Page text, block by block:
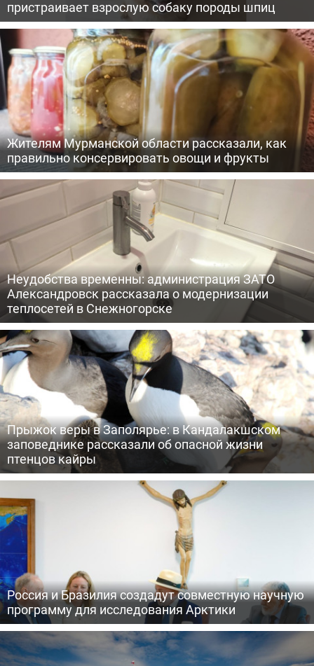
пристраивает взрослую собаку породы шпиц
Жителям Мурманской области рассказали, как
правильно консервировать овощи и фрукты
Неудобства временны: администрация ЗАТО
Александровск рассказала о модернизации
теплосетей в Снежногорске
Прыжок веры в Заполярье: в Кандалакшском
заповеднике рассказали об опасной жизни
птенцов кайры
Россия и Бразилия создадут совместную научную
программу для исследования Арктики